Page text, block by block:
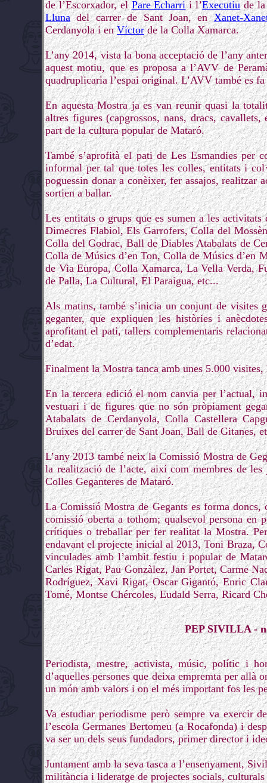
de l’Escorxador, elPare Echarrii l’Executiude la
Llunadel carrer de Sant Joan, enXanet-
Cerdanyola i enVíctorde la Colla Xamarca.
L’any 2014, vista la bona acceptació de l’any
aquest motiu, que es proposa a l’AVV de
quadruplicaria l’espai original. L’AVV també es
En aquesta Mostra ja es van reunir quasi la
altres figures (capgrossos, nans, dracs,
part de la cultura popular de Mataró.
També s’aprofità el pati de Les Esmandies per
informal per tal que totes les colles, entitats i
poguessin donar a conèixer, fer assajos, realitzar
sortien a ballar.
Les entitats o grups que es sumen a les
Dimecres Flabiol, Els Garrofers, Colla del
Colla del Godrac, Ball de Diables Atabalats de
Colla de Músics d’en Ton, Colla de Músics d’en
de Via Europa, Colla Xamarca, La Vella Verda,
de Palla, La Cultural, El Paraigua, etc...
Als matins, també s’inicia un conjunt de visites
geganter, que expliquen les històries i
aprofitant el pati, tallers complementaris
d’edat.
Finalment la Mostra tanca amb unes 5.000
En la tercera edició el nom canvia per l’actual,
vestuari i de figures que no són pròpiament
Atabalats de Cerdanyola, Colla Castellera
Bruixes del carrer de Sant Joan, Ball de Gitanes,
L’any 2013 també neix la Comissió Mostra de
la realització de l’acte, així com membres de
Colles Geganteres de Mataró.
La Comissió Mostra de Gegants es forma
comissió oberta a tothom; qualsevol persona en
crítiques o treballar per fer realitat la Mostra.
endavant el projecte inicial al 2013, Toni Braza,
vinculades amb l’ambit festiu i popular de
Carles Rigat, Pau Gonzàlez, Jan Portet, Carme
Rodríguez, Xavi Rigat, Oscar Gigantó, Enric
Tomé, Montse Chércoles, Eudald Serra, Ricard
PEP SIVILLA -
Periodista, mestre, activista, músic, polític i
d’aquelles persones que deixa empremta per allà
un món amb valors i on el més important fos les
Va estudiar periodisme però sempre va exercir
l’escola Germanes Bertomeu (a Rocafonda) i
va ser un dels seus fundadors, primer director i
Juntament amb la seva tasca a l’ensenyament,
militància i lideratge de projectes socials,